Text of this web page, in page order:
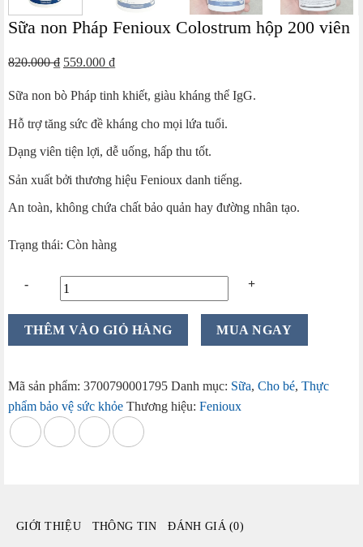
Sữa non Pháp Fenioux Colostrum hộp 200 viên
820.000₫ Giá
là:
820.000 ₫.
559.000 ₫Giá
tại
là:
559.000 ₫.
Sữa non bò Pháp tinh khiết, giàu kháng thể IgG.
Hỗ trợ tăng sức đề kháng cho mọi lứa tuổi.
Dạng viên tiện lợi, dễ uống, hấp thu tốt.
Sản xuất bởi thương hiệu Fenioux danh tiếng.
An toàn, không chứa chất bảo quản hay đường nhân tạo.
Trạng thái: Còn hàng
Fenioux
Colostrum
hộp
200
THÊM VÀO GIỎ HÀNG MUA NGAY
Mã sản phẩm: 3700790001795 Danh mục: Sữa, Cho bé, Thực
phẩm bảo vệ sức khỏe Thương hiệu: Fenioux
GIỚI THIỆU THÔNG TIN ĐÁNH GIÁ (0)